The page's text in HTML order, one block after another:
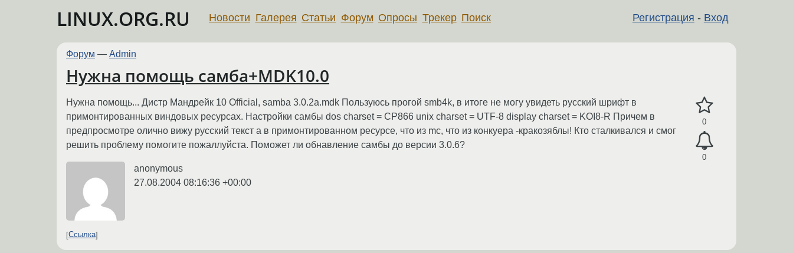
LINUX.ORG.RU Регистрация - Вход
Новости Галерея Статьи Форум Опросы Трекер Поиск
Форум — Admin
Нужна помощь самба+MDK10.0
0
0
Нужна помощь... Дистр Мандрейк 10 Official, samba 3.0.2a.mdk Пользуюсь прогой smb4k, в итоге не могу увидеть русский шрифт в
примонтированных виндовых ресурсах. Настройки самбы dos charset = CP866 unix charset = UTF-8 display charset = KOI8-R Причем в
предпросмотре олично вижу русский текст а в примонтированном ресурсе, что из mc, что из конкуера -кракозяблы! Кто сталкивался и смог
решить проблему помогите пожаллуйста. Поможет ли обнавление самбы до версии 3.0.6?
anonymous
27.08.2004 08:16:36 +00:00
Ссылка